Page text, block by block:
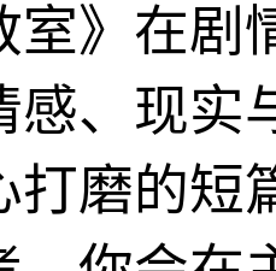
室》在
感、现实
打磨的短